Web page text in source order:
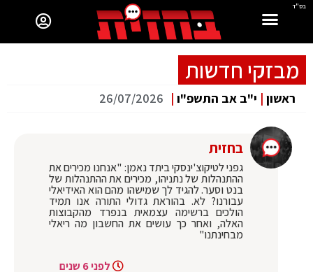
בס"ד
מבזקי חדשות
ראשון | י"ב אב התשפ"ו |
26/07/2026
בחזית
גפני לטיקוצ'ינסקי ביתד נאמן: "אנחנו מכירים את
ההתנהלות של נתניהו, מכירים את ההתנהלות של
בנט וסער. להגיד לך שמישהו מהם הוא האידיאלי
עבורנו? לא. בהוראת גדולי התורה אנו תמיד
הולכים ברשימה עצמאית בנפרד מהקבוצות
האלה, ואחר כך עושים את החשבון מה ריאלי
מבחינתנו"
לפני 6 שנים